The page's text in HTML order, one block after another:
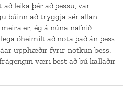
leika þér að þessu, var
búinn að tryggja sér allan
er, ég á núna nafnið
óheimilt að nota það án þess
upphæðir fyrir notkun þess.
væri best að þú kallaðir